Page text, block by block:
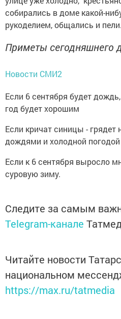
собирались в доме какой-
рукоделием, общались и пели.
Приметы сегодняшнего
Новости СМИ2
Если 6 сентября будет
год будет хорошим
Если кричат синицы - грядет
дождями и холодной погодой
Если к 6 сентября выросло
суровую зиму.
Следите за самым
Telegram-канале
Читайте новости
национальном
https://max.ru/tatmedia